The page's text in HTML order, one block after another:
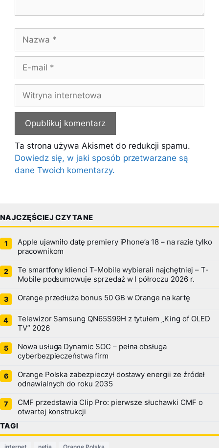
mail
internetowa
Ta strona używa Akismet do redukcji spamu.
Dowiedz się, w jaki sposób przetwarzane są
dane Twoich komentarzy.
NAJCZĘŚCIEJ CZYTANE
Apple ujawniło datę premiery iPhone’a 18 – na razie tylko
pracownikom
Te smartfony klienci T-Mobile wybierali najchętniej – T-
Mobile podsumowuje sprzedaż w I półroczu 2026 r.
Orange przedłuża bonus 50 GB w Orange na kartę
Telewizor Samsung QN65S99H z tytułem „King of OLED
TV” 2026
Nowa usługa Dynamic SOC – pełna obsługa
cyberbezpieczeństwa firm
Orange Polska zabezpieczył dostawy energii ze źródeł
odnawialnych do roku 2035
CMF przedstawia Clip Pro: pierwsze słuchawki CMF o
otwartej konstrukcji
TAGI